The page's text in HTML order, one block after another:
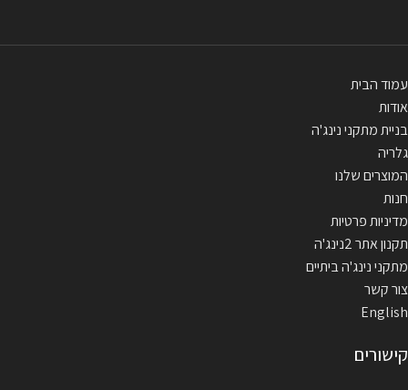
עמוד הבית
אודות
בניית מתקני נינג'ה
גלריה
המוצרים שלנו
חנות
מדיניות פרטיות
תקנון אתר 2נינג'ה
מתקני נינג'ה ביתיים
צור קשר
English
קישורים